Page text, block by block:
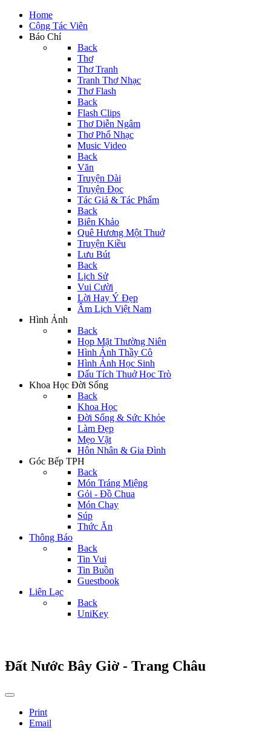
Home
Cộng Tác Viên
Báo Chí
Back
Thơ
Thơ Tranh
Tranh Thơ Nhạc
Thơ Flash
Back
Flash Clips
Thơ Diễn Ngâm
Thơ Phổ Nhạc
Music Video
Back
Văn
Truyện Dài
Truyện Đọc
Tác Giả & Tác Phẩm
Back
Biên Khảo
Quê Hương Một Thuở
Truyện Kiều
Lưu Bút
Back
Lịch Sử
Vui Cười
Lời Hay Ý Đẹp
Âm Lịch Việt Nam
Hình Ảnh
Back
Họp Mặt Thường Niên
Hình Ảnh Thầy Cô
Hình Ảnh Học Sinh
Dấu Tích Thuở Học Trò
Khoa Học Đời Sống
Back
Khoa Học
Đời Sống & Sức Khỏe
Làm Đẹp
Mẹo Vặt
Hôn Nhân & Gia Đình
Góc Bếp TPH
Back
Món Tráng Miệng
Gỏi - Đồ Chua
Món Chay
Súp
Thức Ăn
Thông Báo
Back
Tin Vui
Tin Buồn
Guestbook
Liên Lạc
Back
UniKey
Đất Nước Bây Giờ - Trang Châu
Print
Email